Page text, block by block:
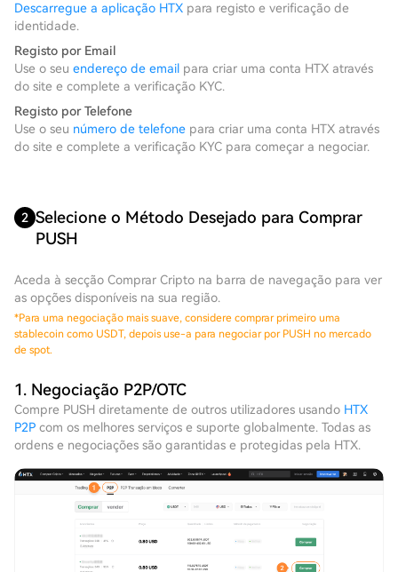
Descarregue a aplicação HTX para registo e verificação de
identidade.
Registo por Email
Use o seu endereço de email para criar uma conta HTX através
do site e complete a verificação KYC.
Registo por Telefone
Use o seu número de telefone para criar uma conta HTX através
do site e complete a verificação KYC para começar a negociar.
2 Selecione o Método Desejado para Comprar
PUSH
Aceda à secção Comprar Cripto na barra de navegação para ver
as opções disponíveis na sua região.
*Para uma negociação mais suave, considere comprar primeiro uma
stablecoin como USDT, depois use-a para negociar por PUSH no mercado
de spot.
1. Negociação P2P/OTC
Compre PUSH diretamente de outros utilizadores usando HTX
P2P com os melhores serviços e suporte globalmente. Todas as
ordens e negociações são garantidas e protegidas pela HTX.